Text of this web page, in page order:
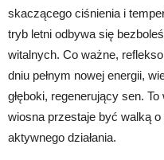
skaczącego ciśnienia i
tryb letni odbywa się
witalnych. Co ważne,
dniu pełnym nowej energii,
głęboki, regenerujący sen.
wiosna przestaje być walką
aktywnego działania.